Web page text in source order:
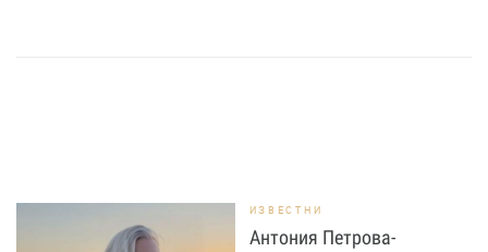
ИЗВЕСТНИ
Антония Петрова-